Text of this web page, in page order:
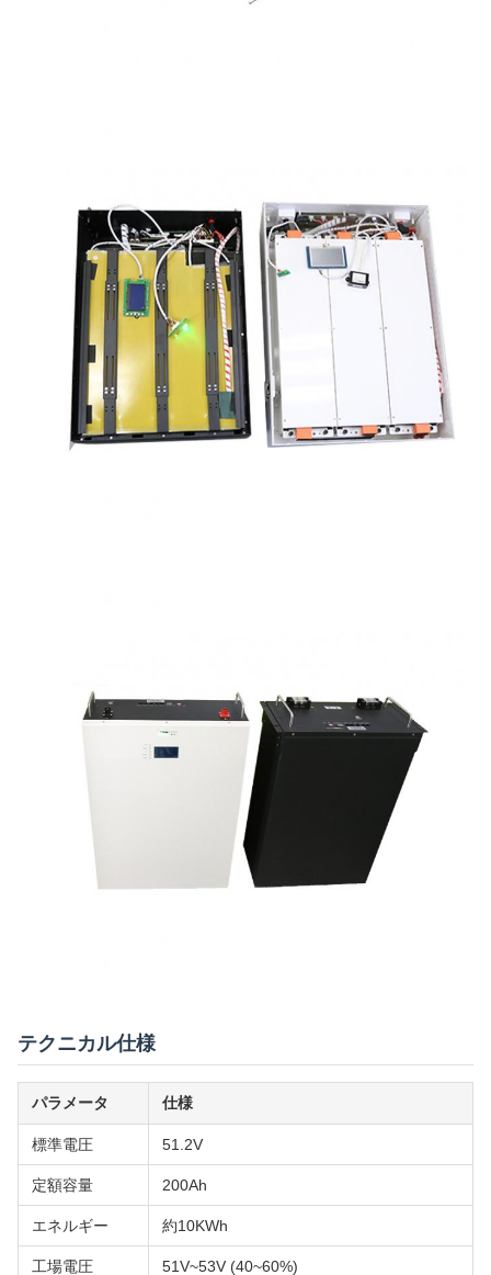
テクニカル仕様
パラメータ 仕様
標準電圧 51.2V
定額容量 200Ah
エネルギー 約10KWh
工場電圧 51V~53V (40~60%)